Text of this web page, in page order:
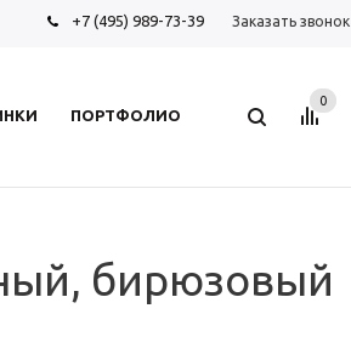
+7 (495) 989-73-39 Заказать звонок
ПОРТФОЛИО
0
бирюзовый